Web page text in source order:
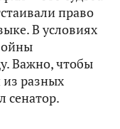
право
В условиях
Важно, чтобы
разных
сенатор.